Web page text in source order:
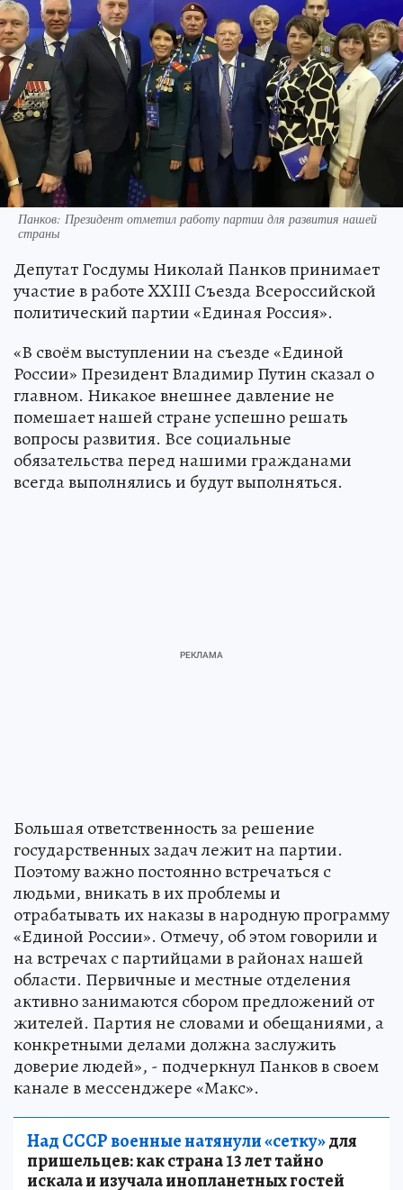
Панков: Президент отметил работу партии для развития нашей
страны
Депутат Госдумы Николай Панков принимает
участие в работе XXIII Съезда Всероссийской
политический партии «Единая Россия».
«В своём выступлении на съезде «Единой
России» Президент Владимир Путин сказал о
главном. Никакое внешнее давление не
помешает нашей стране успешно решать
вопросы развития. Все социальные
обязательства перед нашими гражданами
всегда выполнялись и будут выполняться.
Большая ответственность за решение
государственных задач лежит на партии.
Поэтому важно постоянно встречаться с
людьми, вникать в их проблемы и
отрабатывать их наказы в народную программу
«Единой России». Отмечу, об этом говорили и
на встречах с партийцами в районах нашей
области. Первичные и местные отделения
активно занимаются сбором предложений от
жителей. Партия не словами и обещаниями, а
конкретными делами должна заслужить
доверие людей», - подчеркнул Панков в своем
канале в мессенджере «Макс».
Над СССР военные натянули «сетку»для
пришельцев: как страна 13 лет тайно
искала и изучала инопланетных гостей